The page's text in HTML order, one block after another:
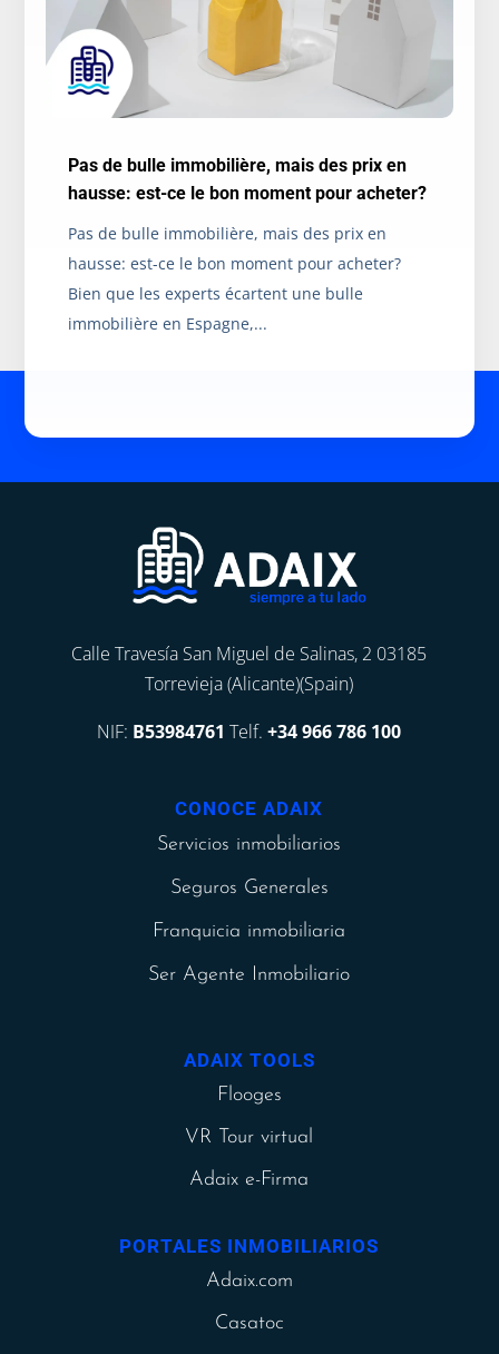
Pas de bulle immobilière, mais des prix en
hausse: est-ce le bon moment pour acheter?
Pas de bulle immobilière, mais des prix en
hausse: est-ce le bon moment pour acheter?
Bien que les experts écartent une bulle
immobilière en Espagne,...
Calle Travesía San Miguel de Salinas, 2 03185
Torrevieja (Alicante)(Spain)
NIF: B53984761 Telf.+34 966 786 100
CONOCE ADAIX
Servicios inmobiliarios
Seguros Generales
Franquicia inmobiliaria
Ser Agente Inmobiliario
ADAIX TOOLS
Flooges
VR Tour virtual
Adaix e-Firma
PORTALES INMOBILIARIOS
Adaix.com
Casatoc